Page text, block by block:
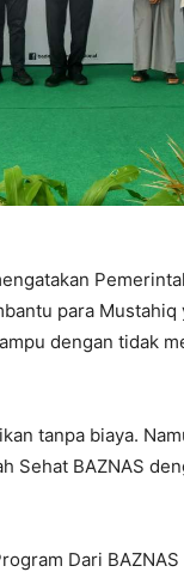
para
dengan tidak
tanpa biaya.
Sehat BAZNAS
Dari